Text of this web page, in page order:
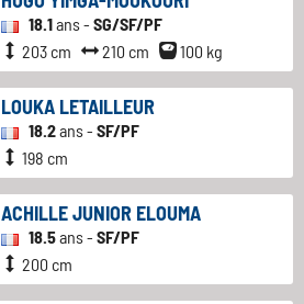
18.1ans - SG/SF/PF
203 cm
210 cm 100 kg
LOUKA LETAILLEUR
18.2ans - SF/PF
198 cm
ACHILLE JUNIOR ELOUMA
18.5ans - SF/PF
200 cm